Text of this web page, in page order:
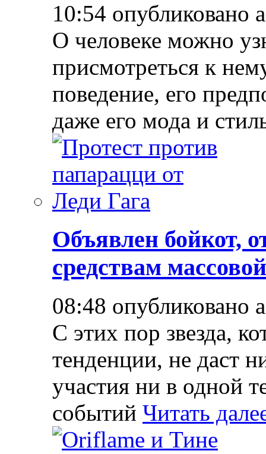
10:54 опубликовано
О человеке можно
присмотреться к
поведение, его
даже его мода и
Объявлен бойкот,
средствам
08:48 опубликовано
С этих пор звезда,
тенденции, не даст
участия ни в одной
событий Читать